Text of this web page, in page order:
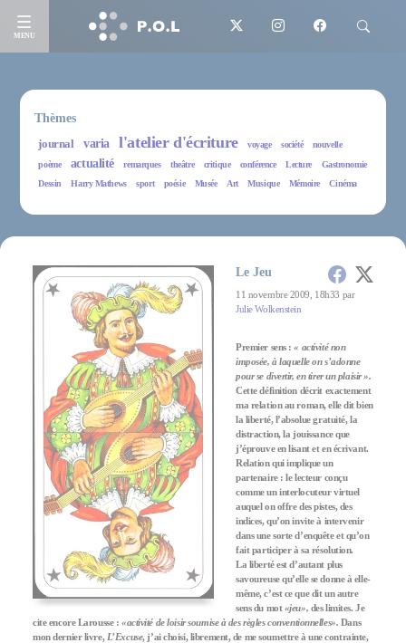
MENU
Thèmes
journal
varia l'atelier d'écriture voyage société
nouvelle
poème
actualité remarques theâtre critique conférence Lecture
Gastronomie
Dessin
Harry Mathews sport poésie Musée Art Musique Mémoire Cinéma
Le Jeu
11 novembre 2009, 18h33 par
Julie Wolkenstein
Premier sens :« activité non
imposée, à laquelle on s’adonne
pour se divertir, en tirer un plaisir ».
Cette définition décrit exactement
ma relation au roman, elle dit bien
la liberté, l’absolue gratuité, la
distraction, la jouissance que
j’éprouve en lisant et en écrivant.
Relation qui implique un
partenaire : le lecteur conçu
comme un interlocuteur virtuel
auquel on offre des pistes, des
indices, qu’on invite à intervenir
dans une sorte d’enquête et qu’on
fait participer à sa résolution.
La liberté est d’autant plus
savoureuse qu’elle se donne à elle-
même, c’est ce que dit un autre
sens du mot«jeu», des limites. Je
cite encore Larousse : «activité de loisir soumise à des règles conventionnelles». Dans
mon dernier livre, L’Excuse, j’ai choisi, librement, de me soumettre à une contrainte,